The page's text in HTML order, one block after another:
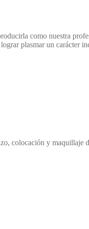
como nuestra
plasmar un
colocación y maquillaje